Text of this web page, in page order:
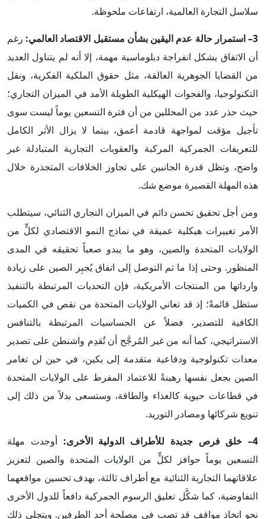
سلاسل التجارة العالمية، ارتفاعات ملحوظة.
3– استمرار حالة عدم اليقين بشأن مستقبل الاقتصاد العالمي:
رغم
أن الاتفاق يشكل انفراجة دبلوماسية مهمة، إلا أنه لم يتناول العديد
من القضايا الجوهرية العالقة، مثل حقوق الملكية الفكرية، ونقل
التكنولوجيا، والفجوات الهيكلية الطويلة الأمد في الميزان التجاري؛
حيث حذر عدد من المحللين من أن فترة التسعين يوماً ليست سوى
تأجيل مؤقت لمواجهة قادمة أعمق، بينما لا يزال الأثر الكامل
للتعريفات الجمركية المركبة والعقوبات التجارية المتبادلة غير
واضح، وتظل قدرة الجانبين على تجاوز الخلافات المتجذرة خلال
هذه المهلة القصيرة موضع شك.
ومن أجل تحقيق تحسن دائم في الميزان التجاري الثنائي، سيتطلب
الأمر تغييرات هيكلية عميقة في نماذج النمو الاقتصادي لكلٍّ من
الولايات المتحدة والصين، وهو ما يبدو صعباً تحقيقه في المدى
المنظور. وحتى إذا ما تم التوصل إلى اتفاق يُجبِر الصين على زيادة
وارداتها من المنتجات الأمريكية، فإن التحديات المرتبطة بالتنفيذ
ستظل قائمةً؛ إذ قد تعاني الولايات المتحدة من نقص في الكميات
الكافية للتصدير، فضلاً عن الحساسيات المرتبطة بالتنافس
الاستراتيجي، كما أنه من غير المُرجَّح أن تُقدِم واشنطن على تصدير
معدات تكنولوجية ودفاعية متقدمة إلى بكين، في حين لن تغامر
الصين بجعل نفسها رهينةً للاعتماد المفرط على الولايات المتحدة
في قطاعات حيوية كالغذاء والطاقة، وستسعى بدلاً من ذلك إلى
تنويع شركائها ومصادر التوريد.
4– خلق فرص جديدة للأطراف الدولية الأخرى:
أوجدت مهلة
التسعين يوماً حوافز لكلٍّ من الولايات المتحدة والصين لتعزيز
علاقاتهما التجارية الثنائية مع أطراف ثالثة، بهدف تحسين مواقعهما
التفاوضية، كما شكَّل تعليق الرسوم الجمركية دافعاً للدول الأخرى
نحو اتخاذ مواقف قد تصب في مصلحة أحد الطرفين. ويتجلى ذلك